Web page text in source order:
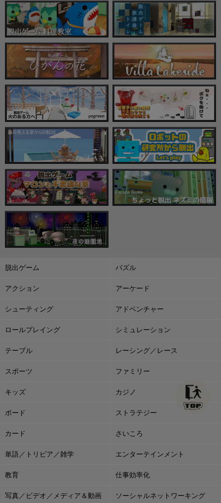
脱出ゲーム パズル
アクション アーケード
シューティング アドベンチャー
ロールプレイング シミュレーション
テーブル レーシング／レース
スポーツ ファミリー
キッズ カジノ
ボード ストラテジー
カード さいころ
単語／トリビア／雑学 エンターテインメント
教育 仕事効率化
写真／ビデオ／メディア＆動画 ソーシャルネットワーキング